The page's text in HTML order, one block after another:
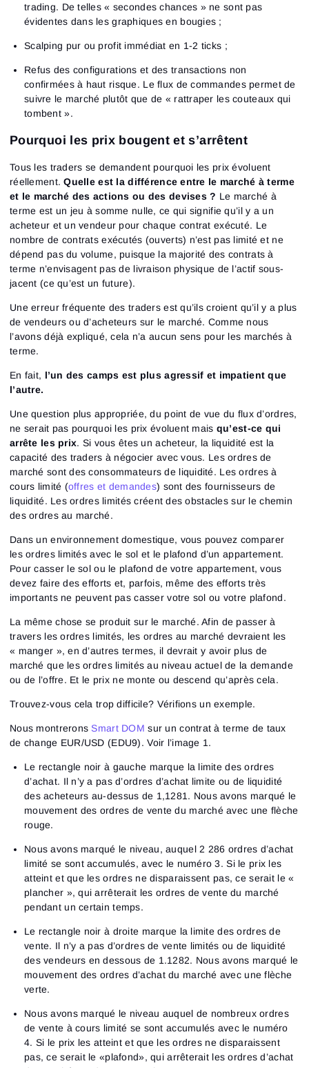
trading. De telles « secondes chances » ne sont pas
évidentes dans les graphiques en bougies ;
Scalping pur ou profit immédiat en 1-2 ticks ;
Refus des configurations et des transactions non
confirmées à haut risque. Le flux de commandes permet de
suivre le marché plutôt que de « rattraper les couteaux qui
tombent ».
Pourquoi les prix bougent et s’arrêtent
Tous les traders se demandent pourquoi les prix évoluent
réellement.Quelle est la différence entre le marché à terme
et le marché des actions ou des devises ? Le marché à
terme est un jeu à somme nulle, ce qui signifie qu’il y a un
acheteur et un vendeur pour chaque contrat exécuté. Le
nombre de contrats exécutés (ouverts) n’est pas limité et ne
dépend pas du volume, puisque la majorité des contrats à
terme n’envisagent pas de livraison physique de l’actif sous-
jacent (ce qu’est un future).
Une erreur fréquente des traders est qu’ils croient qu’il y a plus
de vendeurs ou d’acheteurs sur le marché. Comme nous
l’avons déjà expliqué, cela n’a aucun sens pour les marchés à
terme.
En fait, l’un des camps est plus agressif et impatient que
l’autre.
Une question plus appropriée, du point de vue du flux d’ordres,
ne serait pas pourquoi les prix évoluent mais qu’est-ce qui
arrête les prix. Si vous êtes un acheteur, la liquidité est la
capacité des traders à négocier avec vous. Les ordres de
marché sont des consommateurs de liquidité. Les ordres à
cours limité (offres et demandes) sont des fournisseurs de
liquidité. Les ordres limités créent des obstacles sur le chemin
des ordres au marché.
Dans un environnement domestique, vous pouvez comparer
les ordres limités avec le sol et le plafond d’un appartement.
Pour casser le sol ou le plafond de votre appartement, vous
devez faire des efforts et, parfois, même des efforts très
importants ne peuvent pas casser votre sol ou votre plafond.
La même chose se produit sur le marché. Afin de passer à
travers les ordres limités, les ordres au marché devraient les
« manger », en d’autres termes, il devrait y avoir plus de
marché que les ordres limités au niveau actuel de la demande
ou de l’offre. Et le prix ne monte ou descend qu’après cela.
Trouvez-vous cela trop difficile? Vérifions un exemple.
Nous montrerons Smart DOM sur un contrat à terme de taux
de change EUR/USD (EDU9). Voir l’image 1.
Le rectangle noir à gauche marque la limite des ordres
d’achat. Il n’y a pas d’ordres d’achat limite ou de liquidité
des acheteurs au-dessus de 1,1281. Nous avons marqué le
mouvement des ordres de vente du marché avec une flèche
rouge.
Nous avons marqué le niveau, auquel 2 286 ordres d’achat
limité se sont accumulés, avec le numéro 3. Si le prix les
atteint et que les ordres ne disparaissent pas, ce serait le «
plancher », qui arrêterait les ordres de vente du marché
pendant un certain temps.
Le rectangle noir à droite marque la limite des ordres de
vente. Il n’y a pas d’ordres de vente limités ou de liquidité
des vendeurs en dessous de 1.1282. Nous avons marqué le
mouvement des ordres d’achat du marché avec une flèche
verte.
Nous avons marqué le niveau auquel de nombreux ordres
de vente à cours limité se sont accumulés avec le numéro
4. Si le prix les atteint et que les ordres ne disparaissent
pas, ce serait le «plafond», qui arrêterait les ordres d’achat